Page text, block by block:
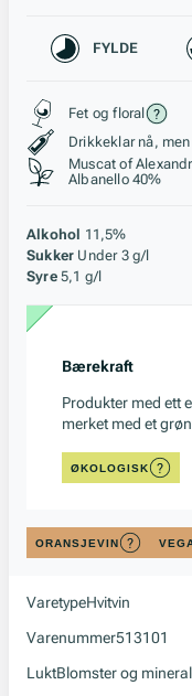
FYLDE
Stil, lagring
Fet og floral
Drikkeklar nå,
Muscat of
Albanello 40%
Alkohol 11,5%
Sukker Under 3 g/l
Syre 5,1 g/l
Bærekraft
Produkter med ett
merket med et
ØKOLOGISK
ORANSJEVIN
VaretypeHvitvin
Varenummer513101
LuktBlomster og